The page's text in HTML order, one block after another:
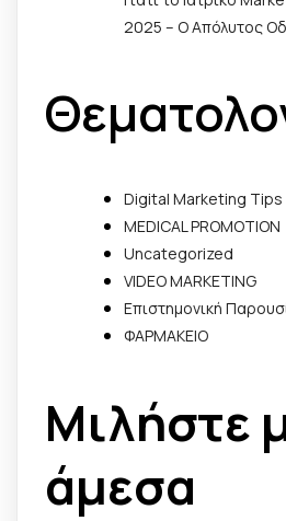
2025 – Ο Απόλυτος
Digital Marketing Tips
MEDICAL PROMOTION
Uncategorized
VIDEO MARKETING
Επιστημονική
ΦΑΡΜΑΚΕΙΟ
Μιλήστε
άμεσα